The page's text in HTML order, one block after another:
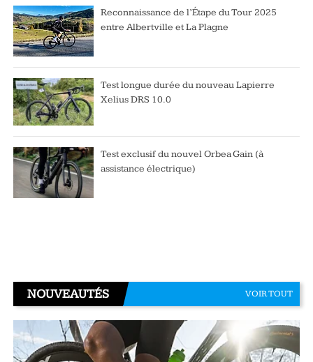
Reconnaissance de l’Étape du Tour 2025
entre Albertville et La Plagne
Test longue durée du nouveau Lapierre
Xelius DRS 10.0
Test exclusif du nouvel Orbea Gain (à
assistance électrique)
NOUVEAUTÉS VOIR TOUT